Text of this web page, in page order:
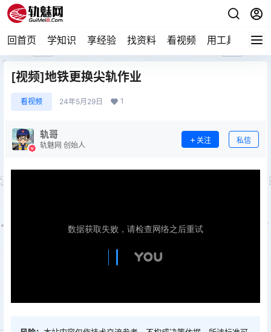
回首页 学知识 享经验 找资料 看视频 用工具 论技
[视频]地铁更换尖轨作业
看视频 24年5月29日 1
轨哥
轨魅网 创始人
关注 私信